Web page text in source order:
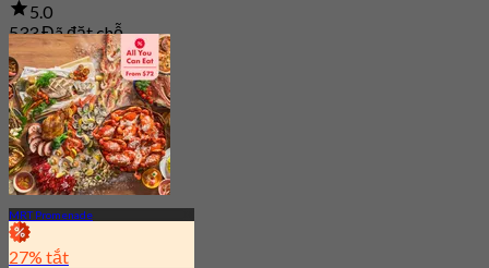
5.0
533 Đã đặt chỗ
TừS$ 69.05
MRT Promenade
27% tắt